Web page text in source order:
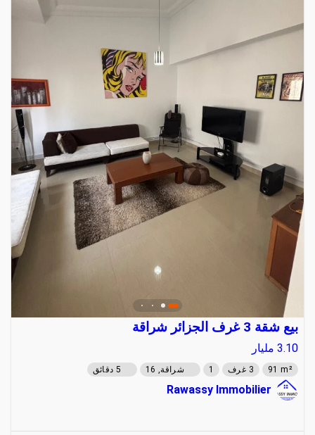
بيع شقة 3 غرف الجزائر شراقة
3.10 مليار
91 m² 3 غرف 1 شراقة, 16 5 دقائق
Rawassy Immobilier